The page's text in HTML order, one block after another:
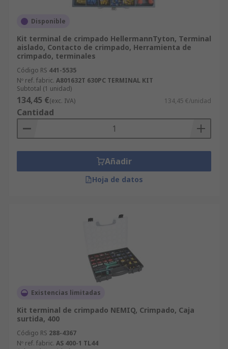
Disponible
Kit terminal de crimpado HellermannTyton, Terminal
aislado, Contacto de crimpado, Herramienta de
crimpado, terminales
Código RS 441-5535
Nº ref. fabric. A801632T 630PC TERMINAL KIT
Subtotal (1 unidad)
134,45 €(exc. IVA) 134,45 €/unidad
Cantidad
Añadir
Hoja de datos
Existencias limitadas
Kit terminal de crimpado NEMIQ, Crimpado, Caja
surtida, 400
Código RS 288-4367
Nº ref. fabric. AS 400-1 TL44